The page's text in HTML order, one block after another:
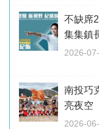
不缺席
集集鎮
2026-
南投巧
亮夜空
2026-